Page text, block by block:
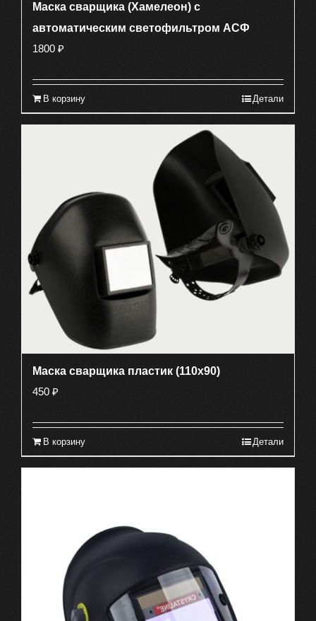
Маска сварщика (Хамелеон) с
автоматическим светофильтром АСФ
1800 ₽
В корзину Детали
Маска сварщика пластик (110х90)
450 ₽
В корзину Детали